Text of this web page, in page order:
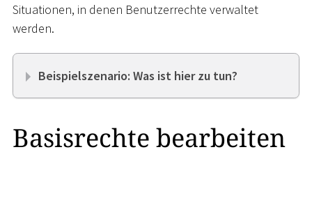
Situationen, in denen Benutzerrechte verwaltet
werden.
Beispielszenario: Was ist hier zu tun?
Basisrechte bearbeiten